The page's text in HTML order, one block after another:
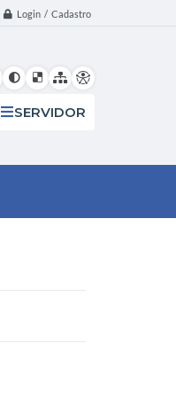
Login / Cadastro
SERVIDOR